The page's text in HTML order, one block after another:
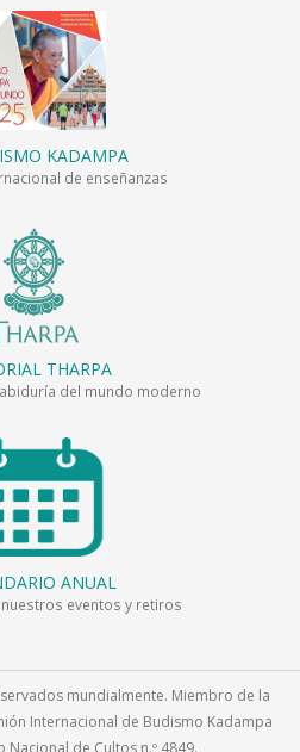
KADAMPA
de enseñanzas
THARPA
del mundo moderno
ANUAL
eventos y retiros
mundialmente. Miembro de la
Internacional de Budismo Kadampa
Nacional de Cultos n.º 4849.